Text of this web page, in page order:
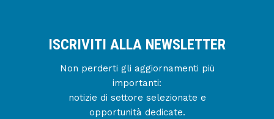
ISCRIVITI ALLA NEWSLETTER
Non perderti gli aggiornamenti più
importanti:
notizie di settore selezionate e
opportunità dedicate.